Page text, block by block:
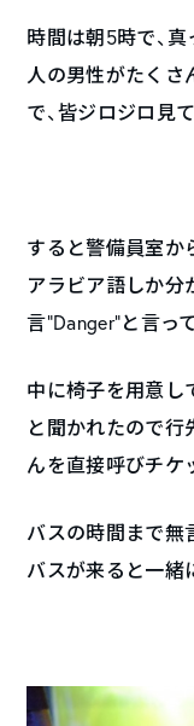
時間は朝5時で、
人の男性がたくさ
で、皆ジロジロ見
すると警備員室か
アラビア語しか分
言”Danger”と言っ
中に椅子を用意し
と聞かれたので行
んを直接呼びチケ
バスの時間まで無
バスが来ると一緒